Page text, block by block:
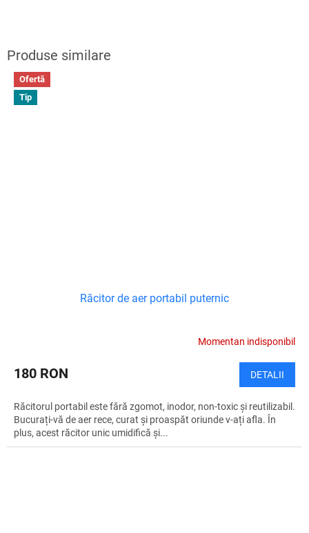
Ofertă
Tip
Răcitor de aer portabil puternic
Momentan indisponibil
180 RON DETALII
Răcitorul portabil este fără zgomot, inodor, non-toxic și reutilizabil.
Bucurați-vă de aer rece, curat și proaspăt oriunde v-ați afla. În
plus, acest răcitor unic umidifică și...